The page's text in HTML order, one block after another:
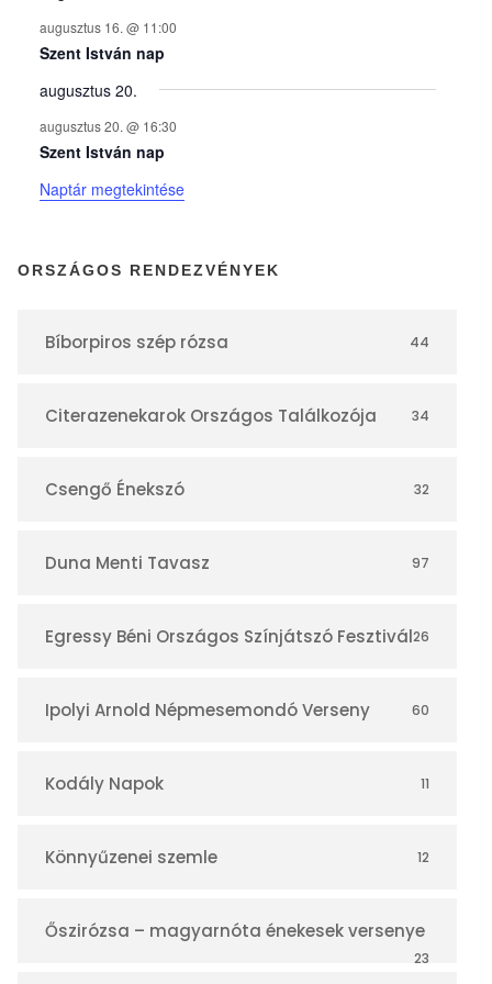
y
e
k
n
a
á
r
augusztus 16. @ 11:00
Szent István nap
augusztus 20.
augusztus 20. @ 16:30
Szent István nap
Naptár megtekintése
ORSZÁGOS RENDEZVÉNYEK
Bíborpiros szép rózsa 44
Citerazenekarok Országos Találkozója 34
Csengő Énekszó 32
Duna Menti Tavasz 97
Egressy Béni Országos Színjátszó Fesztivál26
Ipolyi Arnold Népmesemondó Verseny 60
Kodály Napok 11
Könnyűzenei szemle 12
Őszirózsa – magyarnóta énekesek versenye
23